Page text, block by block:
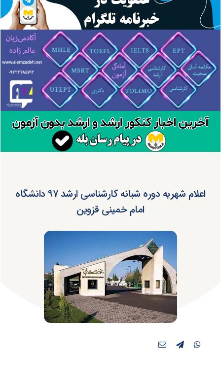
اعلام شهریه دوره شبانه کارشناسی ارشد ۹۷ دانشگاه
امام خمینی قزوین